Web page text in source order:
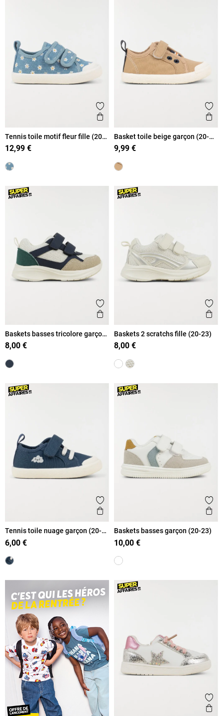
Ajouter aux favoris
Aperçu rapide
Tennis toile motif fleur fille (20-
23)
12,99 €
Basket toile beige garçon (20-
23)
9,99 €
Ajouter aux favoris
Aperçu rapide
Baskets basses tricolore garçon
(20-23)
8,00 €
Baskets 2 scratchs fille (20-23)
8,00 €
Ajouter aux favoris
Aperçu rapide
Tennis toile nuage garçon (20-
23)
6,00 €
Baskets basses garçon (20-23)
10,00 €